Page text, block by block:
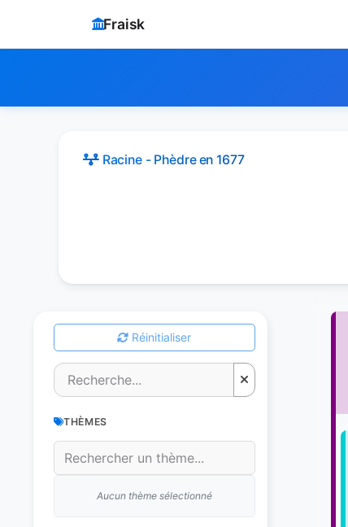
Fraisk
Racine - Phèdreen 1677
Réinitialiser
THÈMES
Aucun thème sélectionné